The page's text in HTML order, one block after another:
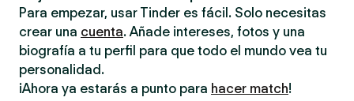
Para empezar, usar Tinder es fácil. Solo necesitas
crear una cuenta. Añade intereses, fotos y una
biografía a tu perfil para que todo el mundo vea tu
personalidad.
¡Ahora ya estarás a punto para hacer match!